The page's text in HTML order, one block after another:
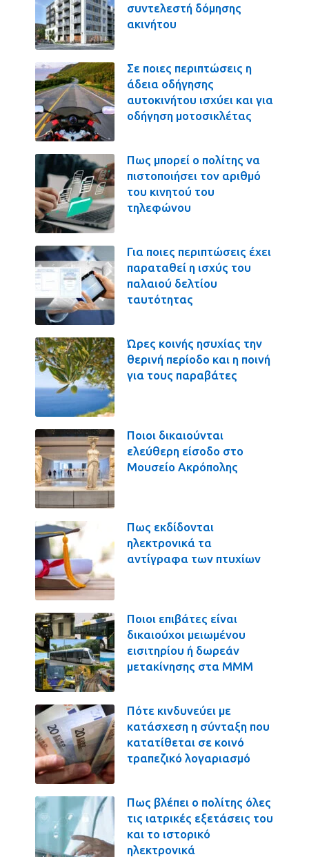
συντελεστή δόμησης
ακινήτου
Σε ποιες περιπτώσεις η
άδεια οδήγησης
αυτοκινήτου ισχύει και για
οδήγηση μοτοσικλέτας
Πως μπορεί ο πολίτης να
πιστοποιήσει τον αριθμό
του κινητού του
τηλεφώνου
Για ποιες περιπτώσεις έχει
παραταθεί η ισχύς του
παλαιού δελτίου
ταυτότητας
Ώρες κοινής ησυχίας την
θερινή περίοδο και η ποινή
για τους παραβάτες
Ποιοι δικαιούνται
ελεύθερη είσοδο στο
Μουσείο Ακρόπολης
Πως εκδίδονται
ηλεκτρονικά τα
αντίγραφα των πτυχίων
Ποιοι επιβάτες είναι
δικαιούχοι μειωμένου
εισιτηρίου ή δωρεάν
μετακίνησης στα ΜΜΜ
Πότε κινδυνεύει με
κατάσχεση η σύνταξη που
κατατίθεται σε κοινό
τραπεζικό λογαριασμό
Πως βλέπει ο πολίτης όλες
τις ιατρικές εξετάσεις του
και το ιστορικό
ηλεκτρονικά